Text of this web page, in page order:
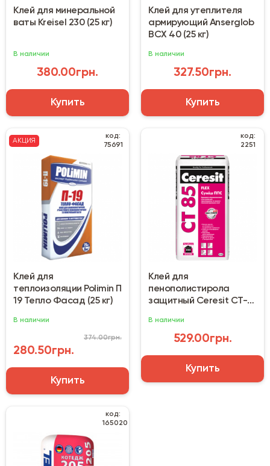
Клей для минеральной
ваты Kreisel 230 (25 кг)
В наличии
380.00грн.
Купить
Клей для утеплителя
армирующий Anserglob
BCX 40 (25 кг)
В наличии
327.50грн.
Купить
АКЦИЯ
код:
75691
Клей для
теплоизоляции Polimin П
19 Тепло Фасад (25 кг)
В наличии
280.50грн.
374.00грн.
Купить
код:
2251
Клей для
пенополистирола
защитный Ceresit CT-85
В наличии
529.00грн.
Купить
код:
165020